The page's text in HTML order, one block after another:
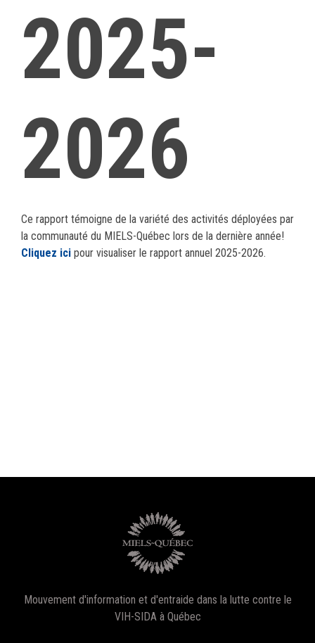
2025-
2026
Ce rapport témoigne de la variété des activités déployées par
la communauté du MIELS-Québec lors de la dernière année!
Cliquez ici pour visualiser le rapport annuel 2025-2026.
Mouvement d'information et d'entraide dans la lutte contre le
VIH-SIDA à Québec